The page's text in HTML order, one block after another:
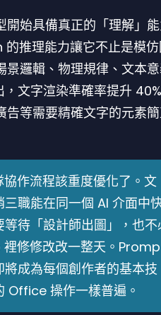
開始具備真正的「理解」
的推理能力讓它不止是模
景邏輯、物理規律、文本
，文字渲染準確率提升
告等需要精確文字的元素
協作流程該重度優化了。文
三職能在同一個 AI 介面中
待「設計師出圖」，也不
修修改改一整天。
成為每個創作者的基本技
Office 操作一樣普遍。